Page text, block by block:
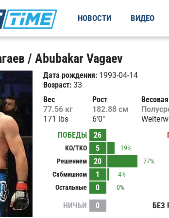
НОВОСТИ ВИДЕО
/ Abubakar Vagaev
Дата рождения:1993-04-14
Возраст:33
Вес
77.56 кг
171 lbs
Рост
182.88 см
6'0"
ПОБЕДЫ
26
KO/TKO 5
19%
Решением
20
77%
Сабмишном
1
4%
Остальные
0 0%
НИЧЬИ 0 БЕЗ